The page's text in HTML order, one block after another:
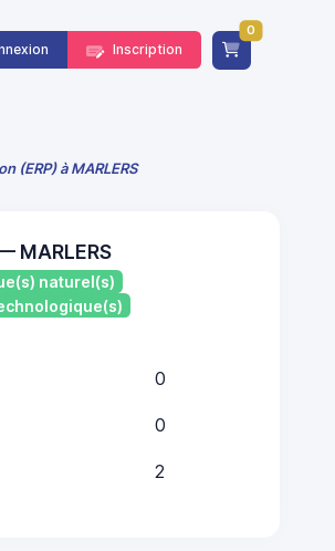
Inscription
0
(ERP) à MARLERS
MARLERS
naturel(s)
0
0
2